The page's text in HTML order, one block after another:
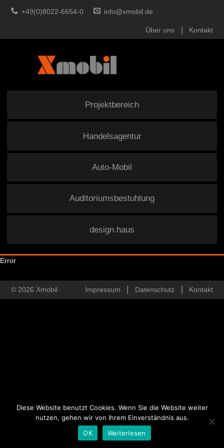
+49(0)8022-6654-0 info@xmobil.de
Über uns Kontakt
Projektbereich
Handelsagentur
Auto-Mobil
Auditoriumsbestuhlung
design.haus
Error
© 2026 Xmobil Impressum Datenschutz Kontakt
Diese Website benutzt Cookies. Wenn Sie die Website weiter
nutzen, gehen wir von Ihrem Einverständnis aus.
OK
Weiterlesen